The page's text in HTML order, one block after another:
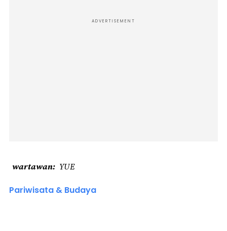
ADVERTISEMENT
wartawan YUE
Pariwisata & Budaya